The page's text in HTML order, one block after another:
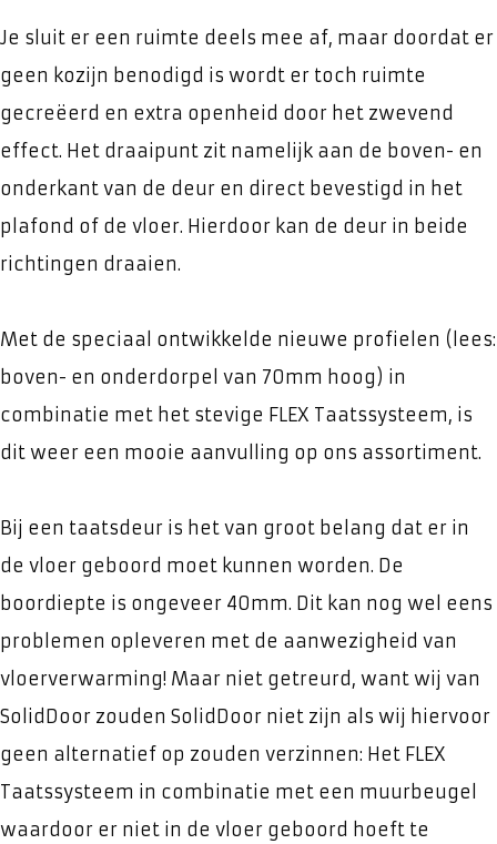
Je sluit er een ruimte deels mee af, maar doordat er
geen kozijn benodigd is wordt er toch ruimte
gecreëerd en extra openheid door het zwevend
effect. Het draaipunt zit namelijk aan de boven- en
onderkant van de deur en direct bevestigd in het
plafond of de vloer. Hierdoor kan de deur in beide
richtingen draaien.
Met de speciaal ontwikkelde nieuwe profielen (lees:
boven- en onderdorpel van 70mm hoog) in
combinatie met het stevige FLEX Taatssysteem, is
dit weer een mooie aanvulling op ons assortiment.
Bij een taatsdeur is het van groot belang dat er in
de vloer geboord moet kunnen worden. De
boordiepte is ongeveer 40mm. Dit kan nog wel eens
problemen opleveren met de aanwezigheid van
vloerverwarming! Maar niet getreurd, want wij van
SolidDoor zouden SolidDoor niet zijn als wij hiervoor
geen alternatief op zouden verzinnen: Het FLEX
Taatssysteem in combinatie met een muurbeugel
waardoor er niet in de vloer geboord hoeft te